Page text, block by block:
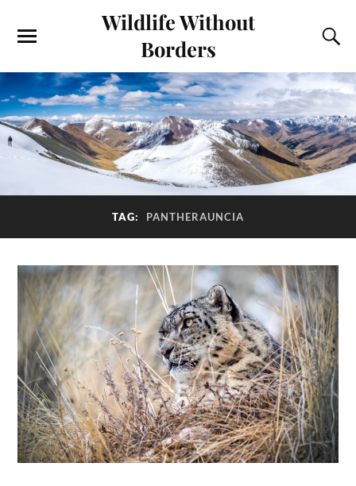
Wildlife Without
Borders
TAG: PANTHERAUNCIA